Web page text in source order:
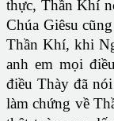
thực, Thần Khí
Chúa Giêsu
Thần Khí, khi
anh em mọi
điều Thày đã
làm chứng về